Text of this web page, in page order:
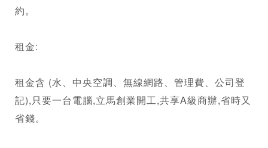
約。
租金:
租金含 (水、中央空調、無線網路、管理費、 公司登
記),只要一台電腦,立馬創業開工,共享A級商辦,省時又
省錢。